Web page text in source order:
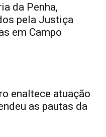
da Penha,
pela Justiça
em Campo
enaltece atuação
as pautas da